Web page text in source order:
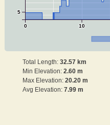
0 10
5
Total Length: 32.57 km
Min Elevation: 2.60 m
Max Elevation: 20.20 m
Avg Elevation: 7.99 m